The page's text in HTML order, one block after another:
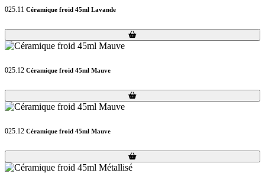
025.11 Céramique froid 45ml Lavande
Loading...
Loading...
025.12 Céramique froid 45ml Mauve
Loading...
Loading...
025.12 Céramique froid 45ml Mauve
Loading...
Loading...